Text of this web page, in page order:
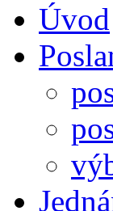
Úvod